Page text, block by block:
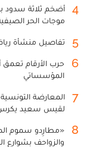
4
أضخم ثلاثة
موجات الحر
5 تفاصيل منشأة
6
حرب الأرقام
المؤسساتي
7
المعارضة
لقيس سعيد يكرس
8
«مطارِدو سموم
والزواحف بشوارع